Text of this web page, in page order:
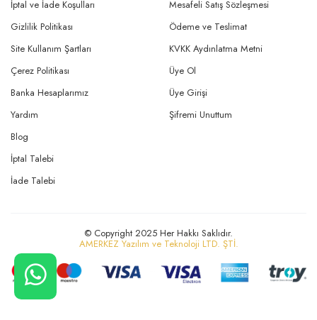
İptal ve İade Koşulları
Gizlilik Politikası
Site Kullanım Şartları
Mesafeli Satış Sözleşmesi
Ödeme ve Teslimat
KVKK Aydınlatma Metni
Çerez Politikası
Banka Hesaplarımız
Yardım
Üye Ol
Üye Girişi
Şifremi Unuttum
Blog
İptal Talebi
İade Talebi
© Copyright 2025 Her Hakkı Saklıdır.
AMERKEZ Yazılım ve Teknoloji LTD. ŞTİ.